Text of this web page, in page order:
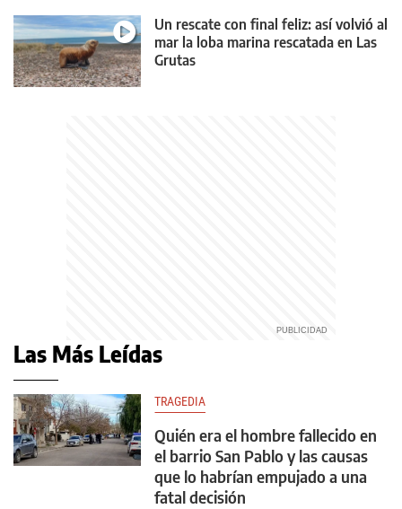
Un rescate con final feliz: así volvió al
mar la loba marina rescatada en Las
Grutas
Las Más Leídas
TRAGEDIA
Quién era el hombre fallecido en
el barrio San Pablo y las causas
que lo habrían empujado a una
fatal decisión